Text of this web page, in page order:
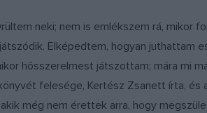
neki; nem is emlékszem rá, mikor
Elképedtem, hogyan juthattam
hősszerelmest játszottam; mára mi
felesége, Kertész Zsanett írta, és
még nem érettek arra, hogy